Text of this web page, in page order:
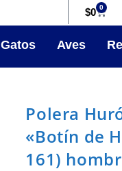
$0 0
Gatos Aves
Polera
«Botín de
161)